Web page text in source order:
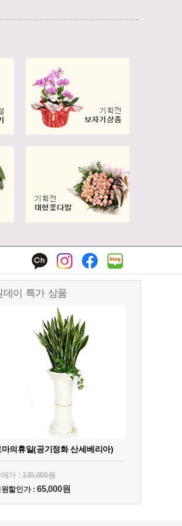
데이 특가 상품
마의휴일(공기정화 산세베리아)
매가 :130,000원
원할인가 :65,000원